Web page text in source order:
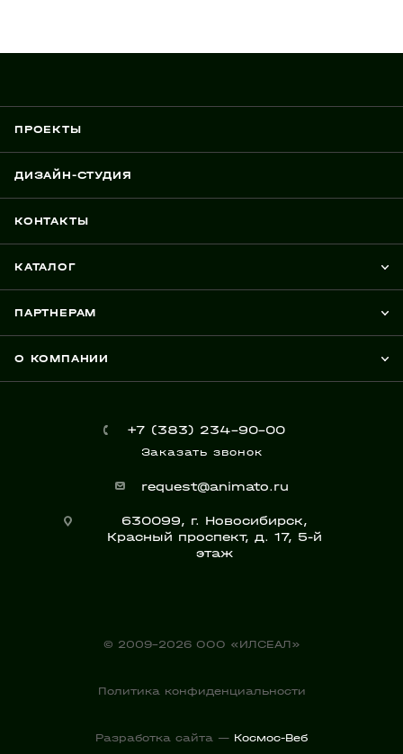
ПРОЕКТЫ
ДИЗАЙН-СТУДИЯ
КОНТАКТЫ
КАТАЛОГ
ПАРТНЕРАМ
О КОМПАНИИ
+7 (383) 234-90-00
Заказать звонок
request@animato.ru
630099, г. Новосибирск,
Красный проспект, д. 17, 5-й
этаж
© 2009-2026 ООО «ИЛСЕАЛ»
Политика конфиденциальности
Разработка сайта — Космос-Веб